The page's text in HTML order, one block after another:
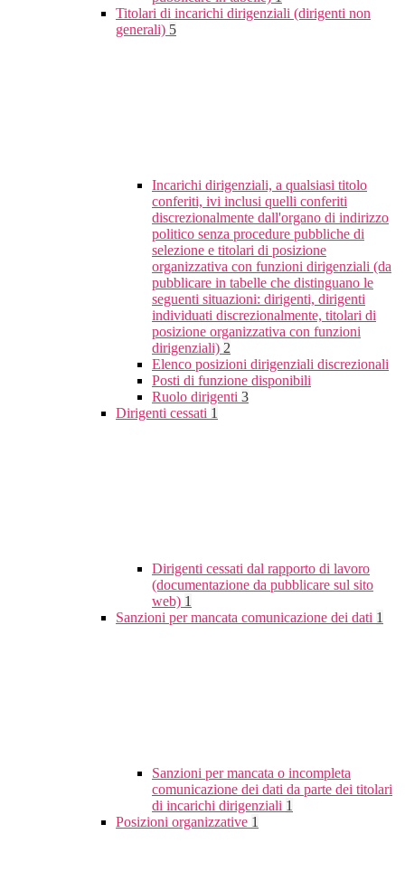
Titolari di incarichi dirigenziali (dirigenti non
generali) 5
Incarichi dirigenziali, a qualsiasi titolo
conferiti, ivi inclusi quelli conferiti
discrezionalmente dall'organo di indirizzo
politico senza procedure pubbliche di
selezione e titolari di posizione
organizzativa con funzioni dirigenziali (da
pubblicare in tabelle che distinguano le
seguenti situazioni: dirigenti, dirigenti
individuati discrezionalmente, titolari di
posizione organizzativa con funzioni
dirigenziali) 2
Elenco posizioni dirigenziali discrezionali
Posti di funzione disponibili
Ruolo dirigenti 3
Dirigenti cessati 1
Dirigenti cessati dal rapporto di lavoro
(documentazione da pubblicare sul sito
web) 1
Sanzioni per mancata comunicazione dei dati 1
Sanzioni per mancata o incompleta
comunicazione dei dati da parte dei titolari
di incarichi dirigenziali 1
Posizioni organizzative 1